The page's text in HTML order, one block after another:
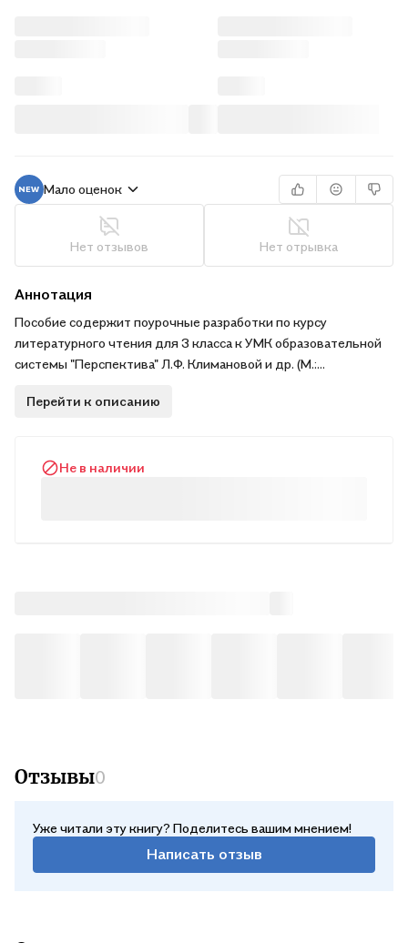
Мало оценок
Нет отзывов Нет отрывка
Аннотация
Пособие содержит поурочные разработки по курсу
литературного чтения для 3 класса к УМК образовательной
системы "Перспектива" Л.Ф. Климановой и др. (М.:
учителя (биографии писателей и др.). В сценарии уроков
учащихся и сделать уроки информационно насыщенными и
Перейти к описанию
Не в наличии
Отзывы0
Уже читали эту книгу? Поделитесь вашим мнением!
Написать отзыв